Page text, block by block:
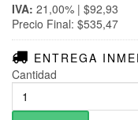
IVA: 21,00% | $92,93
Precio Final: $535,47
ENTREGA
Cantidad